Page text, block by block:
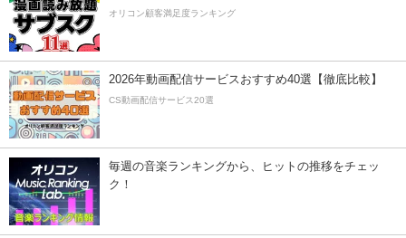
オリコン顧客満足度ランキング
2026年動画配信サービスおすすめ40選【徹底比較】
CS動画配信サービス20選
毎週の音楽ランキングから、ヒットの推移をチェッ
ク！